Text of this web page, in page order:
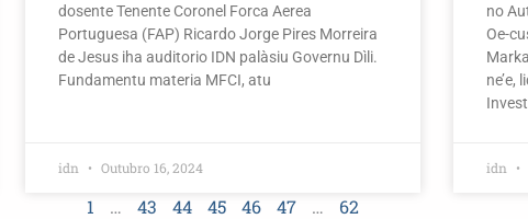
dosente Tenente Coronel Forca Aerea
Portuguesa (FAP) Ricardo Jorge Pires Morreira
de Jesus iha auditorio IDN palàsiu Governu Dìli.
Fundamentu materia MFCI, atu
idn Outubro 16, 2024
no
Oe-
ne’e,
idn
1 … 43 44 45 46 47 … 62